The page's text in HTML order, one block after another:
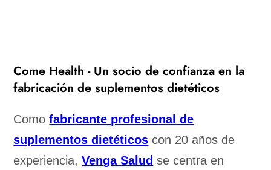
Come Health - Un socio de confianza en la
fabricación de suplementos dietéticos
Comofabricante profesional de
suplementos dietéticos con 20 años de
experiencia,Venga Salud se centra en